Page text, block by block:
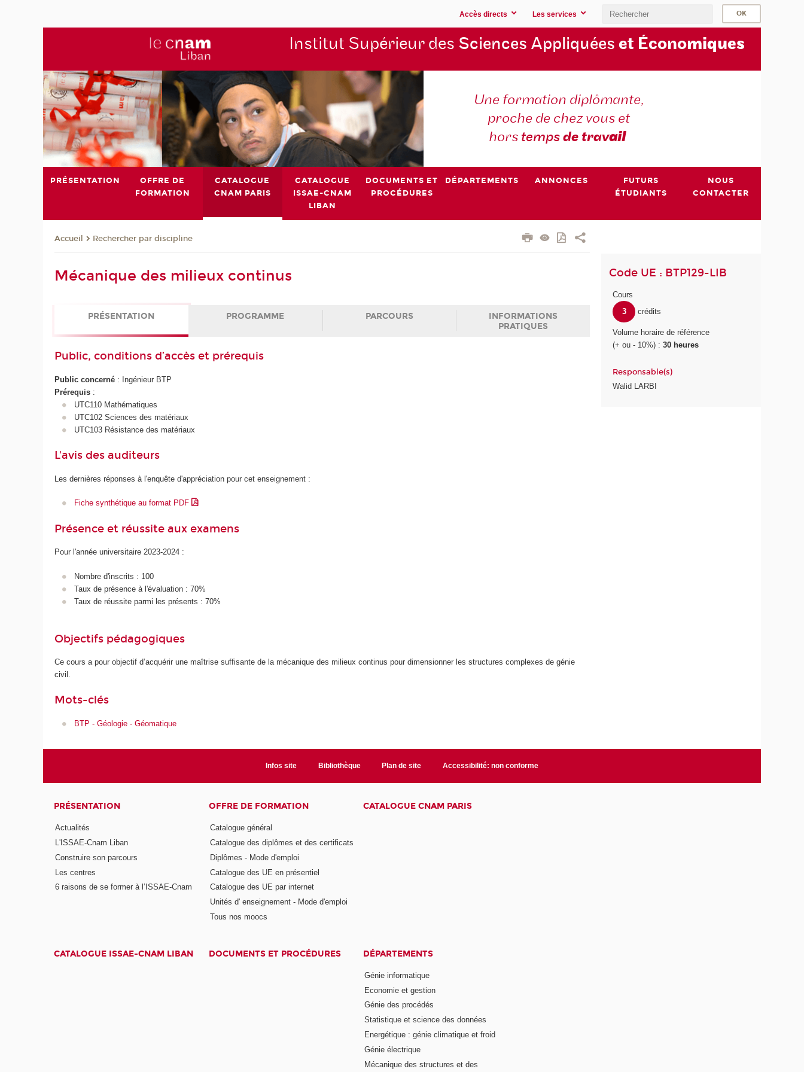
Accès directs Les services
Institut Supérieur des Sciences Appliquées et Économiques
Une formation diplômante,
proche de chez vous et
hors tempsde travail
PRÉSENTATION
OFFRE DE
FORMATION
CATALOGUE
CNAM PARIS
CATALOGUE
ISSAE-CNAM
LIBAN
DOCUMENTS ET
PROCÉDURES
DÉPARTEMENTS ANNONCES
FUTURS
ÉTUDIANTS
NOUS
CONTACTER
Accueil Rechercher par discipline
Mécanique des milieux continus
PRÉSENTATION PROGRAMME PARCOURS
INFORMATIONS
PRATIQUES
Public, conditions d’accès et prérequis
Public concerné : Ingénieur BTP
Prérequis :
UTC110 Mathématiques
UTC102 Sciences des matériaux
UTC103 Résistance des matériaux
L'avis des auditeurs
Les dernières réponses à l'enquête d'appréciation pour cet enseignement :
Fiche synthétique au format PDF
Présence et réussite aux examens
Pour l'année universitaire 2023-2024 :
Nombre d'inscrits : 100
Taux de présence à l'évaluation : 70%
Taux de réussite parmi les présents : 70%
Objectifs pédagogiques
Ce cours a pour objectif d’acquérir une maîtrise suffisante de la mécanique des milieux continus pour dimensionner les structures complexes de génie
civil.
Mots-clés
BTP - Géologie - Géomatique
Code UE : BTP129-LIB
Cours
3
crédits
Volume horaire de référence
(+ ou - 10%) :30 heures
Responsable(s)
Walid LARBI
Infos site Bibliothèque Plan de site Accessibilité: non conforme
PRÉSENTATION
Actualités
L'ISSAE-Cnam Liban
Construire son parcours
Les centres
6 raisons de se former à l’ISSAE-Cnam
OFFRE DE FORMATION
Catalogue général
Catalogue des diplômes et des certificats
Diplômes - Mode d'emploi
Catalogue des UE en présentiel
Catalogue des UE par internet
Unités d' enseignement - Mode d'emploi
Tous nos moocs
CATALOGUE CNAM PARIS
CATALOGUE ISSAE-CNAM LIBAN DOCUMENTS ET PROCÉDURES DÉPARTEMENTS
Génie informatique
Economie et gestion
Génie des procédés
Statistique et science des données
Energétique : génie climatique et froid
Génie électrique
Mécanique des structures et des